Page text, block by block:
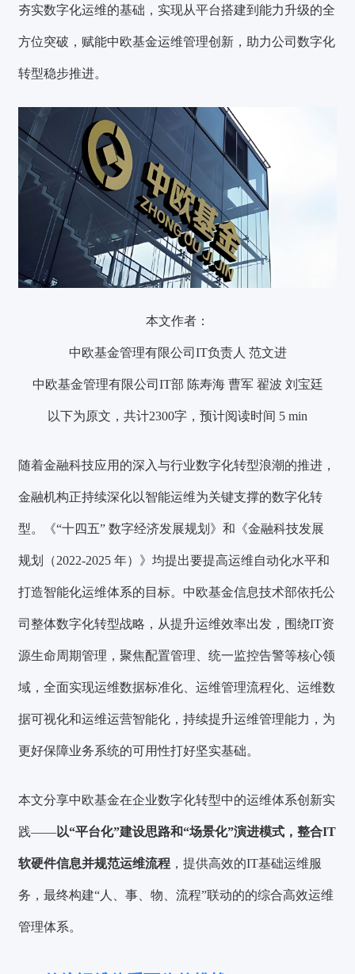
夯实数字化运维的基础，实现从平台搭建到能力升级的全
方位突破，赋能中欧基金运维管理创新，助力公司数字化
转型稳步推进。
本文作者：
中欧基金管理有限公司IT负责人 范文进
中欧基金管理有限公司IT部 陈寿海 曹军 翟波 刘宝廷
以下为原文，共计2300字，预计阅读时间 5 min
随着金融科技应用的深入与行业数字化转型浪潮的推进，
金融机构正持续深化以智能运维为关键支撑的数字化转
型。《“十四五” 数字经济发展规划》和《金融科技发展
规划（2022-2025 年）》均提出要提高运维自动化水平和
打造智能化运维体系的目标。中欧基金信息技术部依托公
司整体数字化转型战略，从提升运维效率出发，围绕IT资
源生命周期管理，聚焦配置管理、统一监控告警等核心领
域，全面实现运维数据标准化、运维管理流程化、运维数
据可视化和运维运营智能化，持续提升运维管理能力，为
更好保障业务系统的可用性打好坚实基础。
本文分享中欧基金在企业数字化转型中的运维体系创新实
践——以“平台化”建设思路和“场景化”演进模式，整合IT
软硬件信息并规范运维流程 ，提供高效的IT基础运维服
务，最终构建“人、事、物、流程”联动的的综合高效运维
管理体系。